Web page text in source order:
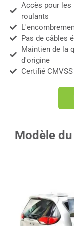
Accès pour les
roulants
Pas de câbles
Maintien de la
d'origine
Certifié
Modèle du